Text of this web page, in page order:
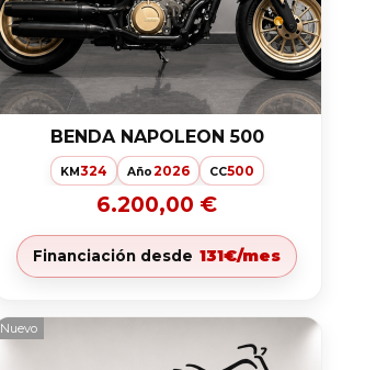
BENDA NAPOLEON 500
KM324 Año2026 CC500
6.200,00 €
Financiación desde 131€/mes
Nuevo